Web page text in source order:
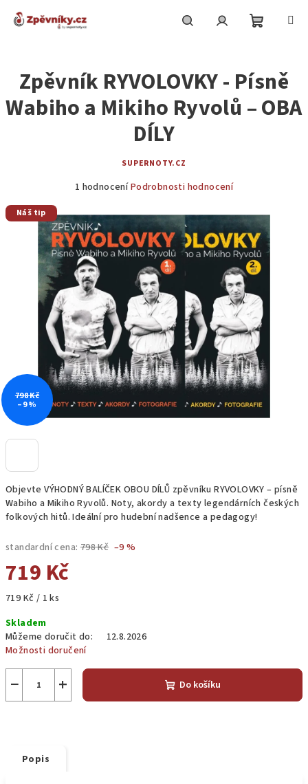
košík
Objevte VÝHODNÝ BALÍČEK OBOU DÍLŮ zpěvníku RYVOLOVKY – písně
Wabiho a Mikiho Ryvolů. Noty, akordy a texty legendárních českých
folkových hitů. Ideální pro hudební nadšence a pedagogy!
standardní cena: 798 Kč –9 %
719 Kč
Měrná
719 Kč / 1 ks
Skladem
Můžeme doručit do:
12.8.2026
Možnosti doručení
+
− Do košíku
Zpěvník RYVOLOVKY - Písně
Wabiho a Mikiho Ryvolů – OBA
DÍLY
SUPERNOTY.CZ
Průměrné
produktu
je
5,0
z
5
hvězdiček.
1 hodnoceníPodrobnosti hodnocení
Náš tip
798 Kč
–9 %
Popis